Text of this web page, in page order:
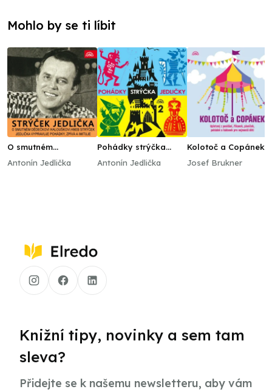
Mohlo by se ti líbit
O smutném
Halouškovi aneb
Antonín Jedlička
Pohádky strýčka
Antonín Jedlička
Kolotoč a Copánek
říkanek, písniček a
Josef Brukner
Knižní tipy, novinky a sem tam
sleva?
Přidejte se k našemu newsletteru, aby vám